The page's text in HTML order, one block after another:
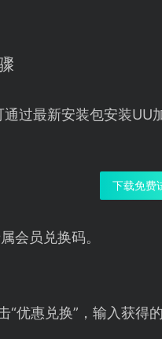
过最新安装包安装UU
下载免费
会员兑换码。
“优惠兑换”，输入获得